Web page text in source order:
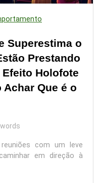
Superestima o
Prestando
Efeito Holofote
Achar Que é o
com um leve
em direção à